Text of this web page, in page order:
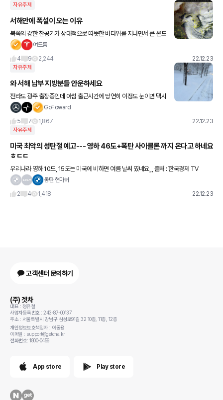
자유주제
서해안에 폭설이 오는 이유
북쪽의 강한 찬공기가 상대적으로 따뜻한 바다위를 지나면서 큰 온도
차이가 발생해 눈구름이 생깁니다 이거를 '해기차' 라고도 하고 '호수
여드름
4
9 2,244 22.12.23
자유주제
와 서해 남부 지방분들 안운하세요
전라도 광주 출장중인데 아침 출근시간에 당연히 이정도 눈이면 택시
가 없겠다 싶어서 셔틀타고 왔는데요 일단 셔틀이 정류장이 도착시간GoFoward
5
7 1,867 22.12.23
자유주제
미국 최악의 성탄절 예고--- 영하 46도+폭탄 사이클론 까지 온다고 하네요
ㅎㄷㄷ
우리나라 영하 10도, 15도는 미국에 비하면 여름 날씨 였네요,,, 출처 : 한국경제 TV
동탄 현마허
2
4 1,418 22.12.23
고객센터 문의하기
(주) 겟차
대표 : 정유철
사업자등록번호 : 243-87-00137
주소 : 서울특별시 강남구 삼성로91길 32 10층, 11층, 12층
개인정보보호책임자 : 이동용
이메일 : support@getcha.kr
전화번호: 1800-0456
App store Play store